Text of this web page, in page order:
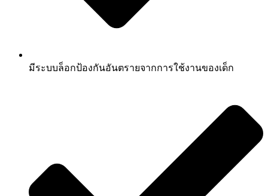
มีระบบล็อกป้องกันอันตรายจากการใช้งานของเด็ก